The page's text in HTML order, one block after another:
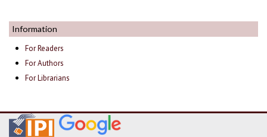
Information
For Readers
For Authors
For Librarians